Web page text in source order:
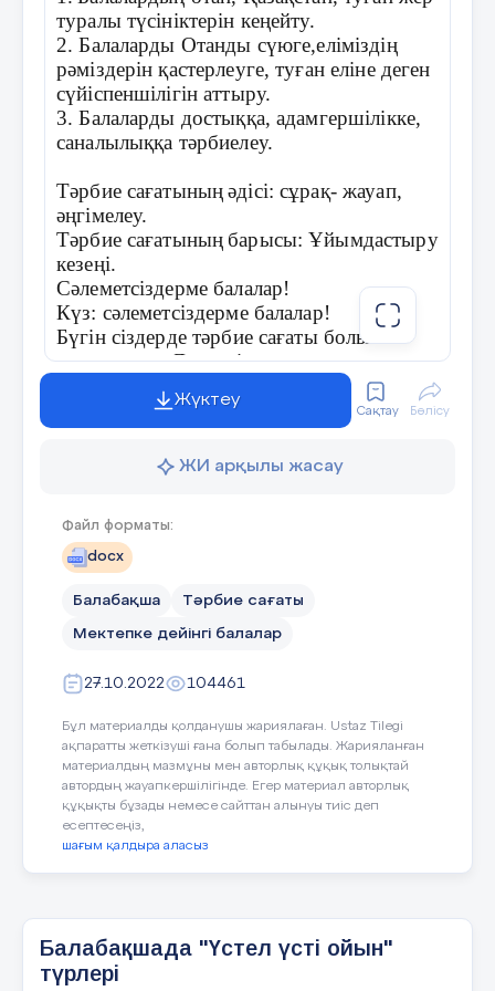
Мектеп директорының
м.а.________________ Анафина Г.М.
Әдіскер: _________________Байсеитова
Б. М.
Жетекші
тәрбиеші:_________________Уразалина
Г. Ж.
туралы түсініктерін кеңейту.
2. Балаларды Отанды сүюге,еліміздің
рәміздерін қастерлеуге, туған еліне деген
сүйіспеншілігін аттыру.
3. Балаларды достыққа, адамгершілікке,
саналылыққа тәрбиелеу.
Тәрбие сағатыныңәдісі: сұрақ- жауап,
әңгімелеу.
Тәрбие сағатының барысы: Ұйымдастыру
кезеңі.
Сәлеметсіздерме балалар!
Күз: сәлеметсіздерме балалар!
Бүгін сіздерде тәрбие сағаты болып
жатыр екен. Дендерің сау,
дастархандарың мол болсын !
Мен өзім ғана келген жоқпын, өзіммен
бірге айларымды ерте келдім.
Тәрбиеші: Бізге қонаққа күздің
қыркүйек, қазан, қараша айлары
берсек.
Менің атым- қазан. Күзгі жиын-терінің
соңғы айымын, еңбеккер елді той-
думанға кенелтемін.
Балалар қазан айында қандай мереке
-Қарттар күні,
–Республика күні.
Тәрбиеші: Олай болса балалар!25-қазан
Республика күніне
арналған«Қазақстан – туған елім,ұлы
өлкем» атты ашық тәрбие сағатымызды
Хор:Әнұран.
Тәрбиеші: Балалар арайлаған таңды
Жүктеу
Сақтау Бөлісу
ЖИ арқылы жасау
Файл форматы:
docx
Балабақша Тәрбие сағаты
Мектепке дейінгі балалар
27.10.2022 104461
Бұл материалды қолданушы жариялаған. Ustaz Tilegi
ақпаратты жеткізуші ғана болып табылады. Жарияланған
материалдың мазмұны мен авторлық құқық толықтай
автордың жауапкершілігінде. Егер материал авторлық
құқықты бұзады немесе сайттан алынуы тиіс деп
есептесеңіз,
шағым қалдыра аласыз
Балабақшада "Үстел үсті ойын"
түрлері